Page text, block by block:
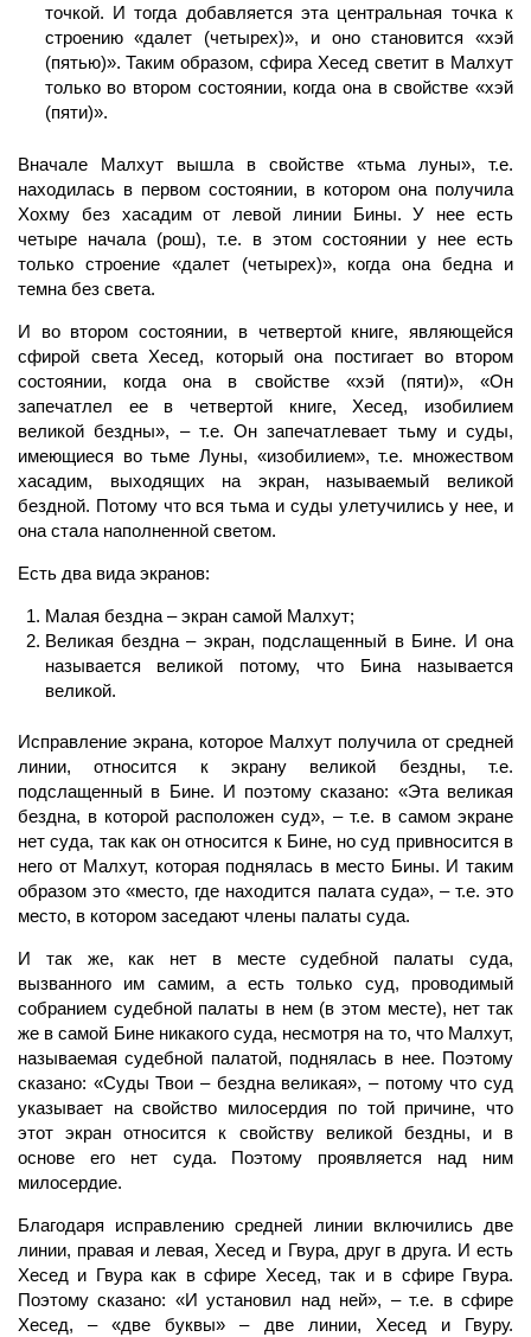
точкой. И тогда добавляется эта центральная точка к
строению «далет (четырех)», и оно становится «хэй
(пятью)». Таким образом, сфираХесед светит в Малхут
только во втором состоянии, когда она в свойстве «хэй
(пяти)».
Вначале Малхут вышла в свойстве «тьма луны», т.е.
находилась в первом состоянии, в котором она получила
Хохму без хасадим от левой линии Бины. У нее есть
четыре начала (рош), т.е. в этом состоянии у нее есть
только строение «далет (четырех)», когда она бедна и
темна без света.
И во втором состоянии, в четвертой книге, являющейся
сфирой света Хесед, который она постигает во втором
состоянии, когда она в свойстве «хэй (пяти)», «Он
запечатлел ее в четвертой книге, Хесед, изобилием
великой бездны», – т.е. Он запечатлевает тьму и суды,
имеющиеся во тьме Луны, «изобилием», т.е. множеством
хасадим, выходящих на экран, называемый великой
бездной. Потому что вся тьма и суды улетучились у нее, и
она стала наполненной светом.
Есть два вида экранов:
Малая бездна –экран самойМалхут;
Великая бездна –экран, подслащенный в Бине. И она
называется великой потому, что Бина называется
великой.
Исправление экрана, которое Малхут получила от средней
линии, относится к экрану великой бездны, т.е.
подслащенный в Бине. И поэтому сказано: «Эта великая
бездна, в которой расположен суд», – т.е. в самом экране
нет суда, так как он относится к Бине, но суд привносится в
него от Малхут, которая поднялась вместо Бины. И таким
образом это «место, где находится палата суда», – т.е. это
место, в котором заседают члены палаты суда.
И так же, как нет в месте судебной палаты суда,
вызванного им самим, а есть только суд, проводимый
собранием судебной палаты в нем (в этом месте), нет так
же в самой Бине никакого суда, несмотря на то, чтоМалхут,
называемая судебной палатой, поднялась в нее. Поэтому
сказано: «Суды Твои – бездна великая», – потому что суд
указывает на свойство милосердия по той причине, что
этот экранотносится к свойству великой бездны, и в
основе его нет суда. Поэтому проявляется над ним
милосердие.
Благодаря исправлению средней линии включились две
линии, правая и левая, Хесед и Гвура, друг в друга. И есть
Хесед и Гвура как в сфире Хесед, так и в сфире Гвура.
Поэтому сказано: «И установил над ней», – т.е. в сфире
Хесед, – «две буквы» – две линии, Хесед и Гвуру.